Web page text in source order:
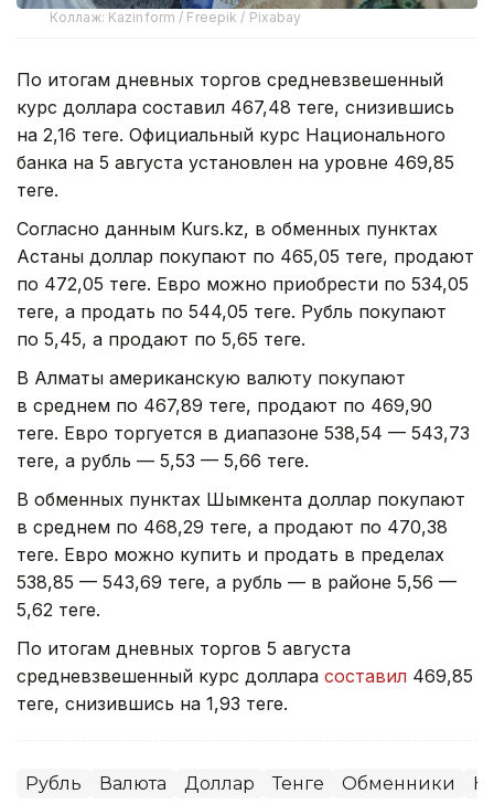
Коллаж: Kazinform / Freepik / Pixabay
По итогам дневных торгов средневзвешенный
курс доллара составил 467,48 теңге, снизившись
на 2,16 теңге. Официальный курс Национального
банка на 5 августа установлен на уровне 469,85
теңге.
Согласно данным Kurs.kz, в обменных пунктах
Астаны доллар покупают по 465,05 теңге, продают
по 472,05 теңге. Евро можно приобрести по 534,05
теңге, а продать по 544,05 теңге. Рубль покупают
по 5,45, а продают по 5,65 теңге.
В Алматы американскую валюту покупают
в среднем по 467,89 теңге, продают по 469,90
теңге. Евро торгуется в диапазоне 538,54 — 543,73
теңге, а рубль — 5,53 — 5,66 теңге.
В обменных пунктах Шымкента доллар покупают
в среднем по 468,29 теңге, а продают по 470,38
теңге. Евро можно купить и продать в пределах
538,85 — 543,69 теңге, а рубль — в районе 5,56 —
5,62 теңге.
По итогам дневных торгов 5 августа
средневзвешенный курс доллара составил 469,85
теңге, снизившись на 1,93 теңге.
Рубль Валюта Доллар Тенге Обменники